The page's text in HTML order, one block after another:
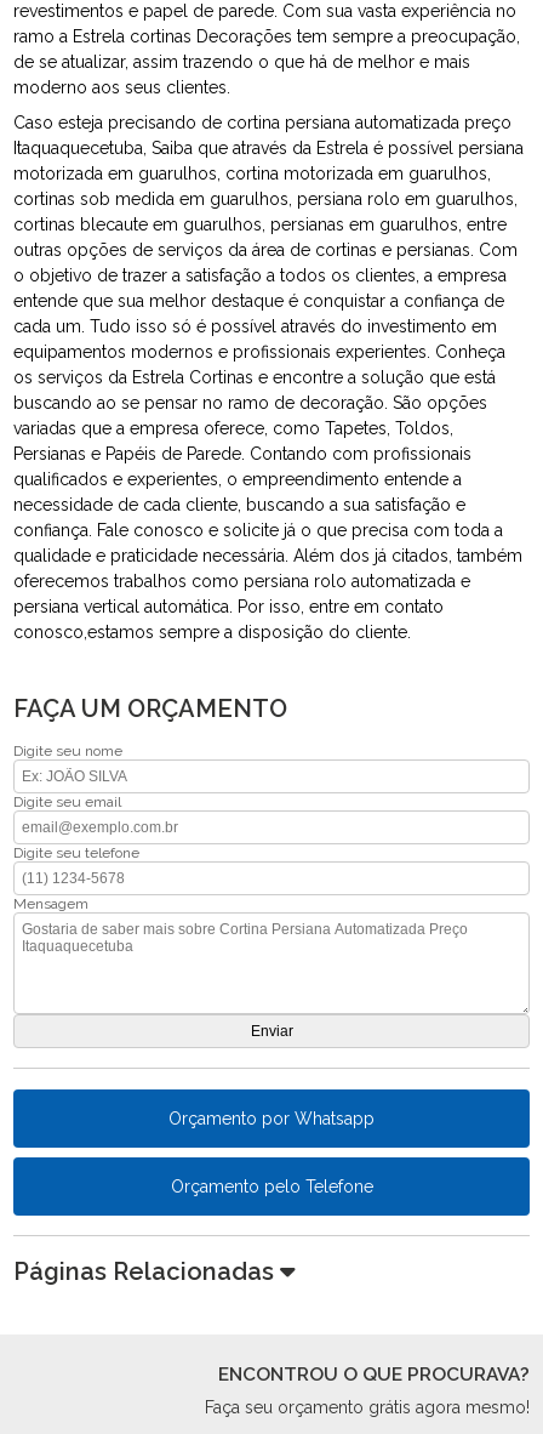
revestimentos e papel de parede. Com sua vasta experiência no
ramo a Estrela cortinas Decorações tem sempre a preocupação,
de se atualizar, assim trazendo o que há de melhor e mais
moderno aos seus clientes.
Caso esteja precisando de cortina persiana automatizada preço
Itaquaquecetuba, Saiba que através da Estrela é possível persiana
motorizada em guarulhos, cortina motorizada em guarulhos,
cortinas sob medida em guarulhos, persiana rolo em guarulhos,
cortinas blecaute em guarulhos, persianas em guarulhos, entre
outras opções de serviços da área de cortinas e persianas. Com
o objetivo de trazer a satisfação a todos os clientes, a empresa
entende que sua melhor destaque é conquistar a confiança de
cada um. Tudo isso só é possível através do investimento em
equipamentos modernos e profissionais experientes. Conheça
os serviços da Estrela Cortinas e encontre a solução que está
buscando ao se pensar no ramo de decoração. São opções
variadas que a empresa oferece, como Tapetes, Toldos,
Persianas e Papéis de Parede. Contando com profissionais
qualificados e experientes, o empreendimento entende a
necessidade de cada cliente, buscando a sua satisfação e
confiança. Fale conosco e solicite já o que precisa com toda a
qualidade e praticidade necessária. Além dos já citados, também
oferecemos trabalhos como persiana rolo automatizada e
persiana vertical automática. Por isso, entre em contato
conosco,estamos sempre a disposição do cliente.
FAÇA UM ORÇAMENTO
Digite seu nome
Digite seu email
Digite seu telefone
Mensagem
Orçamento por Whatsapp
Orçamento pelo Telefone
Páginas Relacionadas
ENCONTROU O QUE PROCURAVA?
Faça seu orçamento grátis agora mesmo!